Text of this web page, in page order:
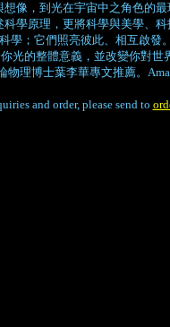
像，到光在宇宙中之角色的
學原理，更將科學與美學、
學；它們照亮彼此、相互啟
光的整體意義，並改變你對
物理博士葉李華專文推薦。
and order, please send to